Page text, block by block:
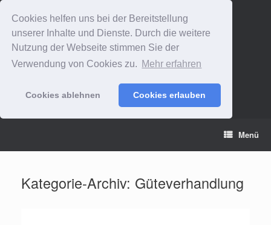
Cookies helfen uns bei der Bereitstellung
unserer Inhalte und Dienste. Durch die weitere
Nutzung der Webseite stimmen Sie der
Verwendung von Cookies zu. Mehr erfahren
Cookies ablehnen Cookies erlauben
Menü
Kategorie-Archiv: Güteverhandlung